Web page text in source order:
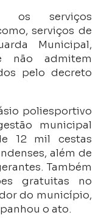
os serviços
serviços de
Municipal,
não admitem
pelo decreto
poliesportivo
municipal
12 mil cestas
além de
Também
gratuitas no
do município,
o ato.